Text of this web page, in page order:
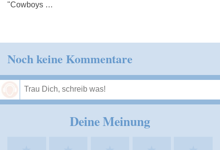
"Cowboys …
Noch keine Kommentare
Deine Meinung